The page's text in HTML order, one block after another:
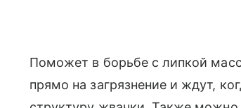
Поможет в борьбе с липкой
прямо на загрязнение и ждут,